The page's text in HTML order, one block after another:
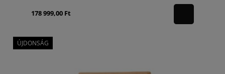
178 999,00 Ft
ÚJDONSÁG